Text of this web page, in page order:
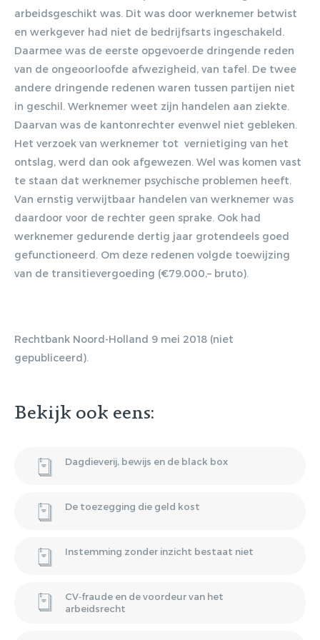
arbeidsgeschikt was. Dit was door werknemer betwist
en werkgever had niet de bedrijfsarts ingeschakeld.
Daarmee was de eerste opgevoerde dringende reden
van de ongeoorloofde afwezigheid, van tafel. De twee
andere dringende redenen waren tussen partijen niet
in geschil. Werknemer weet zijn handelen aan ziekte.
Daarvan was de kantonrechter evenwel niet gebleken.
Het verzoek van werknemer tot vernietiging van het
ontslag, werd dan ook afgewezen. Wel was komen vast
te staan dat werknemer psychische problemen heeft.
Van ernstig verwijtbaar handelen van werknemer was
daardoor voor de rechter geen sprake. Ook had
werknemer gedurende dertig jaar grotendeels goed
gefunctioneerd. Om deze redenen volgde toewijzing
van de transitievergoeding (€79.000,– bruto).
Rechtbank Noord-Holland 9 mei 2018 (niet
gepubliceerd).
Bekijk ook eens:
Dagdieverij, bewijs en de black box
De toezegging die geld kost
Instemming zonder inzicht bestaat niet
CV‑fraude en de voordeur van het
arbeidsrecht
Gratis E-
ontvangen
consectetur adipiscing elit. Nulla in
erat, quis ultricies ex. Cras placerat